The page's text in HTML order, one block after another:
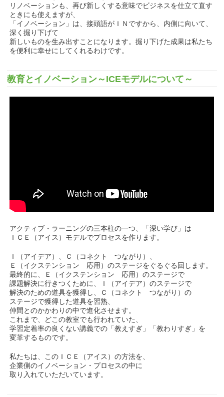
リノベーションも、再び新しくする意味でビジネスを仕立て直す
ときにも使えますが、
「イノベーション」は、接頭語がＩＮですから、内側に向いて、
深く掘り下げて
新しいものを生み出すことになります。掘り下げた成果は私たち
を便利に幸せにしてくれるわけです。
教育とイノベーション～ICEモデルについて～
アクティブ・ラーニングの三本柱の一つ、「深い学び」は
ＩＣＥ（アイス）モデルでプロセスを作ります。
Ｉ（アイデア）、Ｃ（コネクト つながり）、
Ｅ（イクステンション 応用）のステージをぐるぐる回します。
最終的に、Ｅ（イクステンション 応用）のステージで
課題解決に行きつくために、Ｉ（アイデア）のステージで
解決のための道具を獲得し、Ｃ（コネクト つながり）の
ステージで獲得した道具を習熟、
仲間とのかかわりの中で進化させます。
これまで、どこの教室でも行われていた、
学習定着率の良くない講義での「教えすぎ」「教わりすぎ」を
変革するものです。
私たちは、このＩＣＥ（アイス）の方法を、
企業側のイノベーション・プロセスの中に
取り入れていただいています。